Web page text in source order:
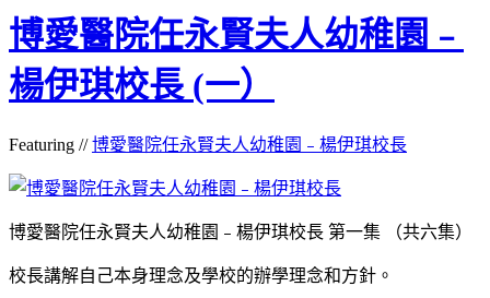
博愛醫院任永賢夫人幼稚園﹣
楊伊琪校長 (一）
Featuring //博愛醫院任永賢夫人幼稚園﹣楊伊琪校長
博愛醫院任永賢夫人幼稚園﹣楊伊琪校長 第一集 （共六集）
校長講解自己本身理念及學校的辦學理念和方針。